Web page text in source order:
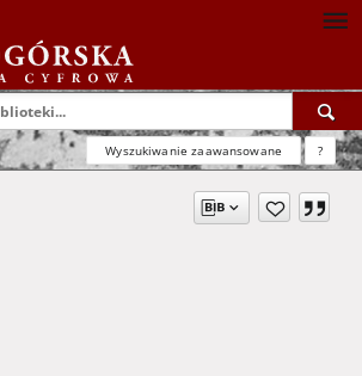
Wyszukiwanie zaawansowane ?